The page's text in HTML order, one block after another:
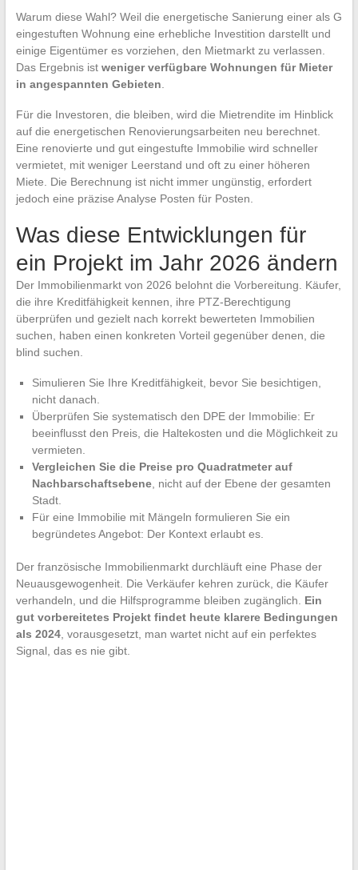
Warum diese Wahl? Weil die energetische Sanierung einer als G
eingestuften Wohnung eine erhebliche Investition darstellt und
einige Eigentümer es vorziehen, den Mietmarkt zu verlassen.
Das Ergebnis ist weniger verfügbare Wohnungen für Mieter
in angespannten Gebieten.
Für die Investoren, die bleiben, wird die Mietrendite im Hinblick
auf die energetischen Renovierungsarbeiten neu berechnet.
Eine renovierte und gut eingestufte Immobilie wird schneller
vermietet, mit weniger Leerstand und oft zu einer höheren
Miete. Die Berechnung ist nicht immer ungünstig, erfordert
jedoch eine präzise Analyse Posten für Posten.
Was diese Entwicklungen für
ein Projekt im Jahr 2026 ändern
Der Immobilienmarkt von 2026 belohnt die Vorbereitung. Käufer,
die ihre Kreditfähigkeit kennen, ihre PTZ-Berechtigung
überprüfen und gezielt nach korrekt bewerteten Immobilien
suchen, haben einen konkreten Vorteil gegenüber denen, die
blind suchen.
Simulieren Sie Ihre Kreditfähigkeit, bevor Sie besichtigen,
nicht danach.
Überprüfen Sie systematisch den DPE der Immobilie: Er
beeinflusst den Preis, die Haltekosten und die Möglichkeit zu
vermieten.
Vergleichen Sie die Preise pro Quadratmeter auf
Nachbarschaftsebene, nicht auf der Ebene der gesamten
Stadt.
Für eine Immobilie mit Mängeln formulieren Sie ein
begründetes Angebot: Der Kontext erlaubt es.
Der französische Immobilienmarkt durchläuft eine Phase der
Neuausgewogenheit. Die Verkäufer kehren zurück, die Käufer
verhandeln, und die Hilfsprogramme bleiben zugänglich. Ein
gut vorbereitetes Projekt findet heute klarere Bedingungen
als 2024, vorausgesetzt, man wartet nicht auf ein perfektes
Signal, das es nie gibt.